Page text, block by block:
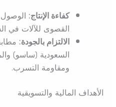
كفاءة الإنتاج:
القصوى للآلات في
الالتزام بالجودة:
السعودية (ساسو)
ومقاومة التسرب.
الأهداف المالية والتسويقية